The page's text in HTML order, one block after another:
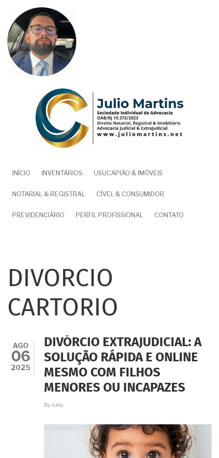
para
conteúdo
principal
NAVEGAÇÃO
PRINCIPAL
INÍCIO INVENTÁRIOS USUCAPIÃO & IMÓVEIS
NOTARIAL & REGISTRAL CÍVEL & CONSUMIDOR
PREVIDENCIÁRIO PERFIL PROFISSIONAL CONTATO
DIVORCIO
CARTORIO
AGO
06
2025
DIVÓRCIO EXTRAJUDICIAL: A
SOLUÇÃO RÁPIDA E ONLINE
MESMO COM FILHOS
MENORES OU INCAPAZES
By Julio